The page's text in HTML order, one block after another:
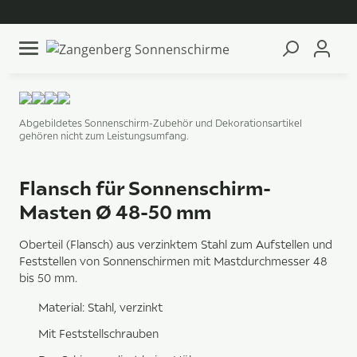
Abgebildetes Sonnenschirm-Zubehör und Dekorationsartikel
gehören nicht zum Leistungsumfang.
Flansch für Sonnenschirm-
Masten Ø 48-50 mm
Oberteil (Flansch) aus verzinktem Stahl zum Aufstellen und
Feststellen von Sonnenschirmen mit Mastdurchmesser 48
bis 50 mm.
Material: Stahl, verzinkt
Mit Feststellschrauben